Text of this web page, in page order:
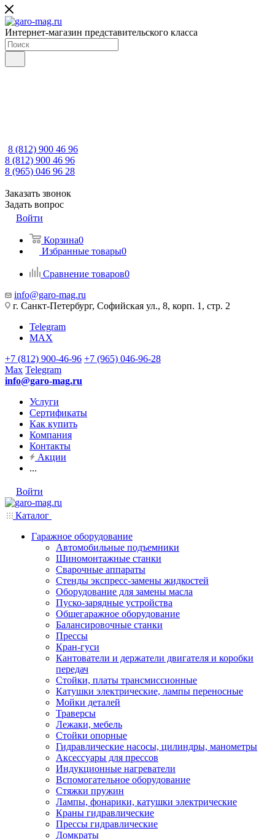
Интернет-магазин представительского класса
8 (812) 900 46 96
8 (812) 900 46 96
8 (965) 046 96 28
Заказать звонок
Задать вопрос
Войти
Корзина0
Избранные товары0
Сравнение товаров0
info@garo-mag.ru
г. Санкт-Петербург, Софийская ул., 8, корп. 1, стр. 2
Telegram
MAX
+7 (812) 900-46-96 +7 (965) 046-96-28
Max Telegram
info@garo-mag.ru
Услуги
Сертификаты
Как купить
Компания
Контакты
Акции
...
Войти
Каталог
Гаражное оборудование
Автомобильные подъемники
Шиномонтажные станки
Сварочные аппараты
Стенды экспресс-замены жидкостей
Оборудование для замены масла
Пуско-зарядные устройства
Общегаражное оборудование
Балансировочные станки
Прессы
Кран-гуси
Кантователи и держатели двигателя и коробки
передач
Стойки, платы трансмиссионные
Катушки электрические, лампы переносные
Мойки деталей
Траверсы
Лежаки, мебель
Стойки опорные
Гидравлические насосы, цилиндры, манометры
Аксессуары для прессов
Индукционные нагреватели
Вспомогательное оборудование
Стяжки пружин
Лампы, фонарики, катушки электрические
Краны гидравлические
Прессы гидравлические
Домкраты